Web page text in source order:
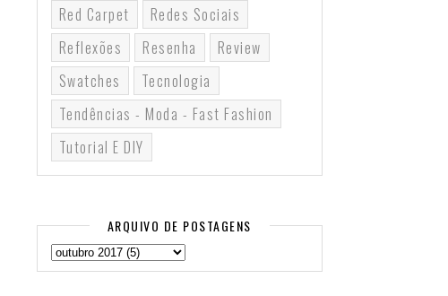
Red Carpet
Redes Sociais
Reflexões
Resenha
Review
Swatches
Tecnologia
Tendências - Moda - Fast Fashion
Tutorial E DIY
ARQUIVO DE POSTAGENS